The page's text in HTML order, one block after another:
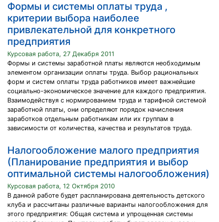
Формы и системы оплаты труда ,
критерии выбора наиболее
привлекательной для конкретного
предприятия
Курсовая работа, 27 Декабря 2011
Формы и системы заработной платы являются необходимым
элементом организации оплаты труда. Выбор рациональных
форм и систем оплаты труда работников имеет важнейшие
социально-экономическое значение для каждого предприятия.
Взаимодействуя с нормированием труда и тарифной системой
заработной платы, они определяют порядок начисления
заработков отдельным работникам или их группам в
зависимости от количества, качества и результатов труда.
Налогообложение малого предприятия
(Планирование предприятия и выбор
оптимальной системы налогообложения)
Курсовая работа, 12 Октября 2010
В данной работе будет распланирована деятельность детского
клуба и рассчитаны различные варианты налогообложения для
этого предприятия: Общая система и упрощенная системы